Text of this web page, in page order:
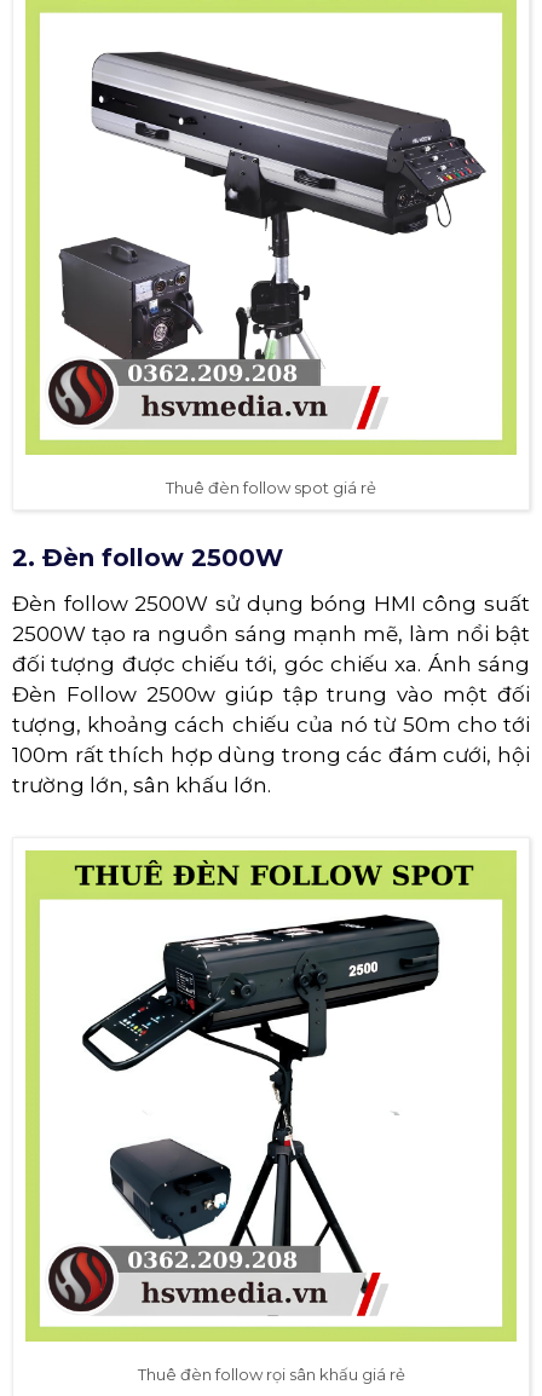
Thuê đèn follow spot giá rẻ
2. Đèn follow 2500W
Đèn follow 2500W sử dụng bóng HMI công suất
2500W tạo ra nguồn sáng mạnh mẽ, làm nổi bật
đối tượng được chiếu tới, góc chiếu xa. Ánh sáng
Đèn Follow 2500w giúp tập trung vào một đối
tượng, khoảng cách chiếu của nó từ 50m cho tới
100m rất thích hợp dùng trong các đám cưới, hội
trường lớn, sân khấu lớn.
Thuê đèn follow rọi sân khấu giá rẻ